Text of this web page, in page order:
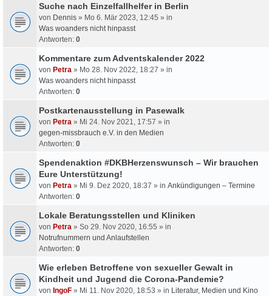
Suche nach Einzelfallhelfer in Berlin
von Dennis » Mo 6. Mär 2023, 12:45 » in
Was woanders nicht hinpasst
Antworten: 0
Kommentare zum Adventskalender 2022
von Petra » Mo 28. Nov 2022, 18:27 » in
Was woanders nicht hinpasst
Antworten: 0
Postkartenausstellung in Pasewalk
von Petra » Mi 24. Nov 2021, 17:57 » in
gegen-missbrauch e.V. in den Medien
Antworten: 0
Spendenaktion #DKBHerzenswunsch – Wir brauchen
Eure Unterstützung!
von Petra » Mi 9. Dez 2020, 18:37 » in Ankündigungen – Termine
Antworten: 0
Lokale Beratungsstellen und Kliniken
von Petra » So 29. Nov 2020, 16:55 » in
Notrufnummern und Anlaufstellen
Antworten: 0
Wie erleben Betroffene von sexueller Gewalt in
Kindheit und Jugend die Corona-Pandemie?
von IngoF » Mi 11. Nov 2020, 18:53 » in Literatur, Medien und Kino